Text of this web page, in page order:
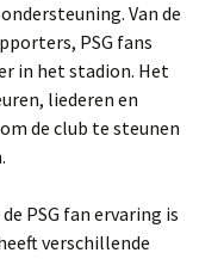
Van de
PSG fans
in het stadion. Het
liederen en
de club te steunen
PSG fan ervaring is
verschillende